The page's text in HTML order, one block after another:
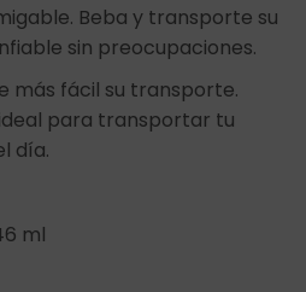
Beba y transporte su
sin preocupaciones.
más fácil su transporte.
para transportar tu
día.
ml